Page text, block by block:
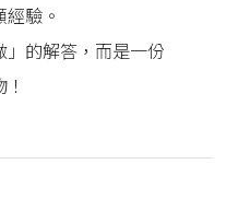
驗。
」的解答，而是一份